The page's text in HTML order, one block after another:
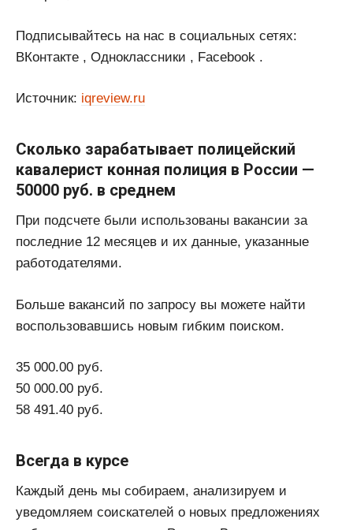
Подписывайтесь на нас в социальных сетях:
ВКонтакте , Одноклассники , Facebook .
Источник: iqreview.ru
Сколько зарабатывает полицейский
кавалерист конная полиция в России —
50000 руб. в среднем
При подсчете были использованы вакансии за
последние 12 месяцев и их данные, указанные
работодателями.
Больше вакансий по запросу вы можете найти
воспользовавшись новым гибким поиском.
35 000.00 руб.
50 000.00 руб.
58 491.40 руб.
Всегда в курсе
Каждый день мы собираем, анализируем и
уведомляем соискателей о новых предложениях